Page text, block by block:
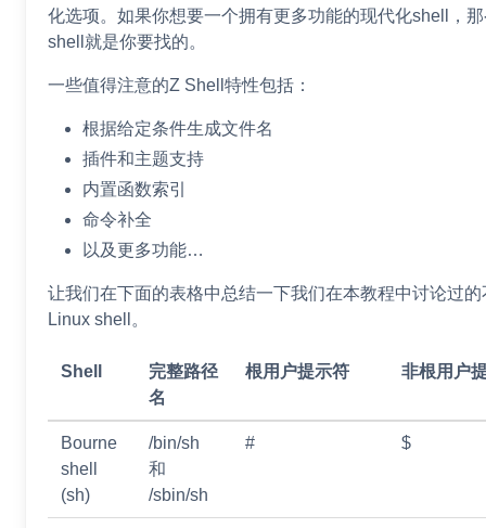
化选项。如果你想要一个拥有更多功能的现代化shell，
shell就是你要找的。
一些值得注意的Z Shell特性包括：
根据给定条件生成文件名
插件和主题支持
内置函数索引
命令补全
以及更多功能…
让我们在下面的表格中总结一下我们在本教程中讨论过的
Linux shell。
Shell
完整路径
名
根用户提示符 非根用户
Bourne
shell
(sh)
/bin/sh
和
/sbin/sh
# $